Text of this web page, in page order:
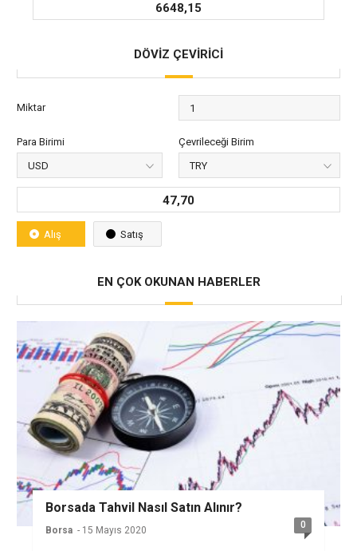
6648,15
DÖVİZ ÇEVİRİCİ
Miktar
Para Birimi Çevrileceği Birim
47,70
Alış Satış
EN ÇOK OKUNAN HABERLER
Borsada Tahvil Nasıl Satın Alınır?
Borsa - 15 Mayıs 2020 0